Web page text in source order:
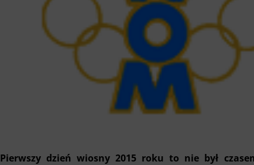
Pierwszy dzień wiosny 2015 roku to nie był